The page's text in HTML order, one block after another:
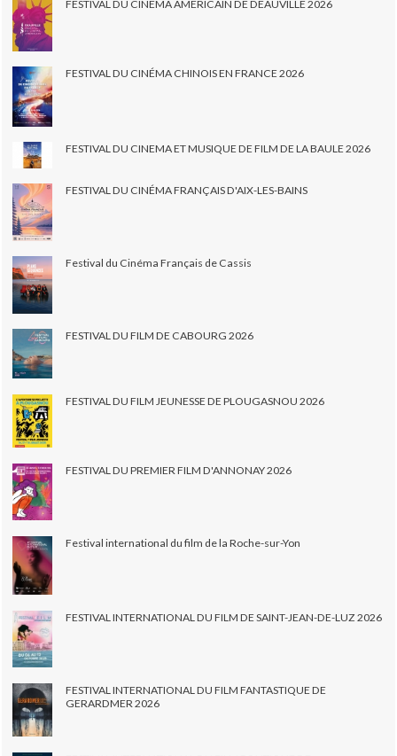
FESTIVAL DU CINEMA AMÉRICAIN DE DEAUVILLE 2026
FESTIVAL DU CINÉMA CHINOIS EN FRANCE 2026
FESTIVAL DU CINEMA ET MUSIQUE DE FILM DE LA BAULE 2026
FESTIVAL DU CINÉMA FRANÇAIS D'AIX-LES-BAINS
Festival du Cinéma Français de Cassis
FESTIVAL DU FILM DE CABOURG 2026
FESTIVAL DU FILM JEUNESSE DE PLOUGASNOU 2026
FESTIVAL DU PREMIER FILM D'ANNONAY 2026
Festival international du film de la Roche-sur-Yon
FESTIVAL INTERNATIONAL DU FILM DE SAINT-JEAN-DE-LUZ 2026
FESTIVAL INTERNATIONAL DU FILM FANTASTIQUE DE
GERARDMER 2026